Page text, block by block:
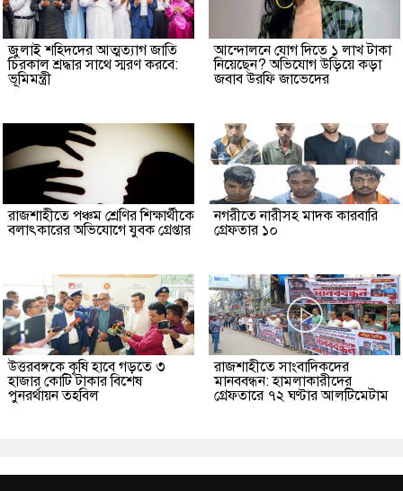
জুলাই শহিদদের আত্মত্যাগ জাতি
চিরকাল শ্রদ্ধার সাথে স্মরণ করবে:
ভূমিমন্ত্রী
আন্দোলনে যোগ দিতে ১ লাখ টাকা
নিয়েছেন? অভিযোগ উড়িয়ে কড়া
জবাব উরফি জাভেদের
রাজশাহীতে পঞ্চম শ্রেণির শিক্ষার্থীকে
বলাৎকারের অভিযোগে যুবক গ্রেপ্তার
নগরীতে নারীসহ মাদক কারবারি
গ্রেফতার ১০
উত্তরবঙ্গকে কৃষি হাবে গড়তে ৩
হাজার কোটি টাকার বিশেষ
পুনরর্থায়ন তহবিল
রাজশাহীতে সাংবাদিকদের
মানববন্ধন: হামলাকারীদের
গ্রেফতারে ৭২ ঘণ্টার আলটিমেটাম